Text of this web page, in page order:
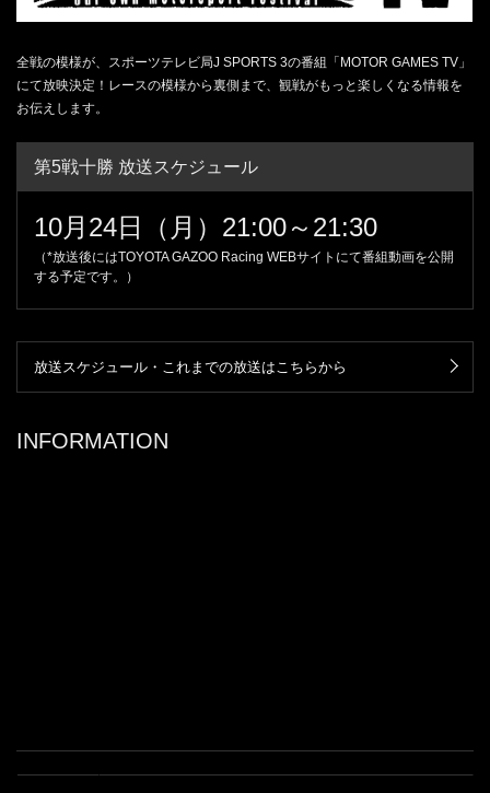
全戦の模様が、スポーツテレビ局J SPORTS 3の番組「MOTOR GAMES TV」
にて放映決定！レースの模様から裏側まで、観戦がもっと楽しくなる情報を
お伝えします。
第5戦十勝 放送スケジュール
10月24日（月）21:00～21:30
（*放送後にはTOYOTA GAZOO Racing WEBサイトにて番組動画を公開
する予定です。）
放送スケジュール・これまでの放送はこちらから
INFORMATION